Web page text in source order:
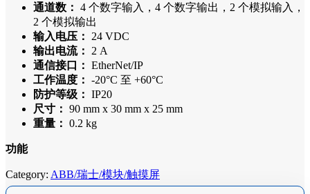
通道数： 4 个数字输入，4 个数字输出，2 个模拟输入，
2 个模拟输出
输入电压：
24 VDC
输出电流：
2 A
通信接口： EtherNet/IP
工作温度： -20°C 至 +60°C
防护等级： IP20
尺寸： 90 mm x 30 mm x 25 mm
重量： 0.2 kg
功能
Category: ABB/瑞士/模块/触摸屏